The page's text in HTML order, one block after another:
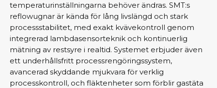
temperaturinställningarna behöver ändras. SMT:s
reflowugnar är kända för lång livslängd och stark
processstabilitet, med exakt kvävekontroll genom
integrerad lambdasensorteknik och kontinuerlig
mätning av restsyre i realtid. Systemet erbjuder även
ett underhållsfritt processrengöringssystem,
avancerad skyddande mjukvara för verklig
processkontroll, och fläktenheter som förblir gastäta